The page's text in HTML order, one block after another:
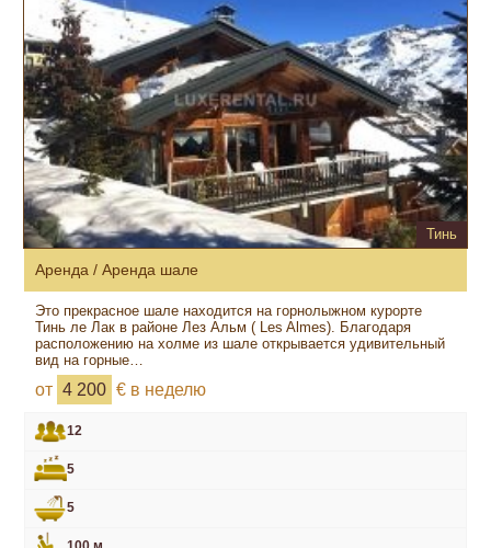
Тинь
Аренда / Аренда шале
Это прекрасное шале находится на горнолыжном курорте
Тинь ле Лак в районе Лез Альм ( Les Almes). Благодаря
расположению на холме из шале открывается удивительный
вид на горные…
от 4 200 € в неделю
12
5
5